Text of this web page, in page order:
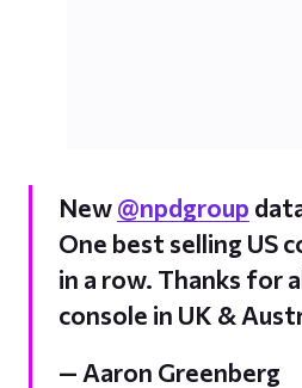
New @npdgroup
One best selling US
in a row. Thanks for
console in UK &
— Aaron Greenberg